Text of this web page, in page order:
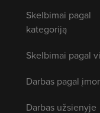
Skelbimai pagal
kategoriją
Skelbimai pagal
Darbas pagal
Darbas užsienyje